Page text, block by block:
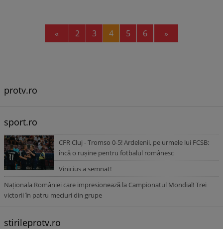
« Previous
2 3 4 5 6 »
protv.ro
sport.ro
CFR Cluj - Tromso 0-5! Ardelenii, pe urmele lui FCSB:
încă o rușine pentru fotbalul românesc
Vinicius a semnat!
Naționala României care impresionează la Campionatul Mondial! Trei
victorii în patru meciuri din grupe
stirileprotv.ro